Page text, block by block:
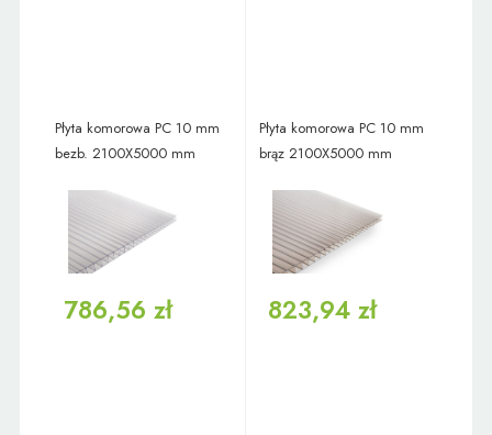
Płyta komorowa PC 10 mm
bezb. 2100X5000 mm
786,56 zł
Płyta komorowa PC 10 mm
brąz 2100X5000 mm
823,94 zł